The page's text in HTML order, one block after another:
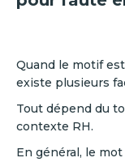
Quand le motif
existe plusieurs
Tout dépend du
contexte RH.
En général, le